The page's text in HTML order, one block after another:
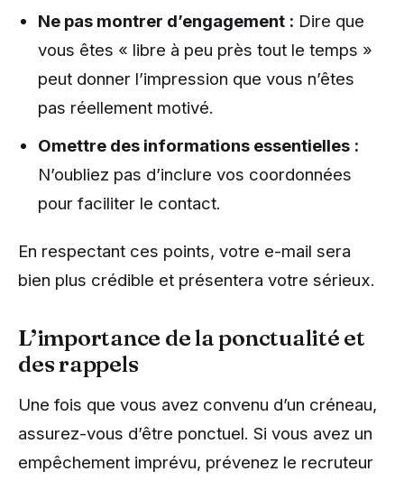
Ne pas montrer d’engagement : Dire que
vous êtes « libre à peu près tout le temps »
peut donner l’impression que vous n’êtes
pas réellement motivé.
Omettre des informations essentielles :
N’oubliez pas d’inclure vos coordonnées
pour faciliter le contact.
En respectant ces points, votre e-mail sera
bien plus crédible et présentera votre sérieux.
L’importance de la ponctualité et
des rappels
Une fois que vous avez convenu d’un créneau,
assurez-vous d’être ponctuel. Si vous avez un
empêchement imprévu, prévenez le recruteur